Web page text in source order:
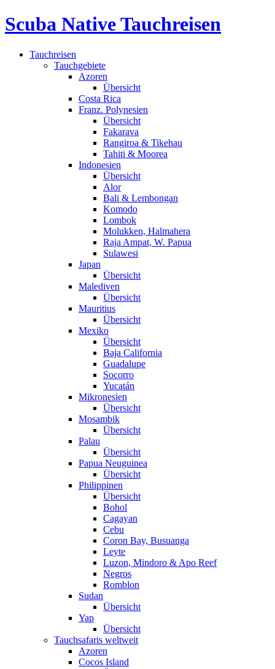
Scuba Native Tauchreisen
Tauchreisen
Tauchgebiete
Azoren
Übersicht
Costa Rica
Franz. Polynesien
Übersicht
Fakarava
Rangiroa & Tikehau
Tahiti & Moorea
Indonesien
Übersicht
Alor
Bali & Lembongan
Komodo
Lombok
Molukken, Halmahera
Raja Ampat, W. Papua
Sulawesi
Japan
Übersicht
Malediven
Übersicht
Mauritius
Übersicht
Mexiko
Übersicht
Baja California
Guadalupe
Socorro
Yucatán
Mikronesien
Übersicht
Mosambik
Übersicht
Palau
Übersicht
Papua Neuguinea
Übersicht
Philippinen
Übersicht
Bohol
Cagayan
Cebu
Coron Bay, Busuanga
Leyte
Luzon, Mindoro & Apo Reef
Negros
Romblon
Sudan
Übersicht
Yap
Übersicht
Tauchsafaris weltweit
Azoren
Cocos Island